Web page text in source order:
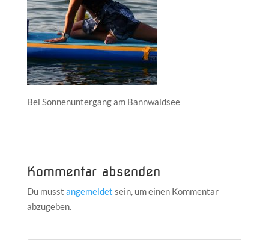
Bei Sonnenuntergang am Bannwaldsee
Kommentar absenden
Du musst angemeldet sein, um einen Kommentar
abzugeben.